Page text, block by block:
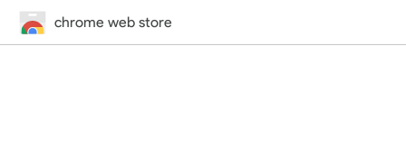
chrome web store